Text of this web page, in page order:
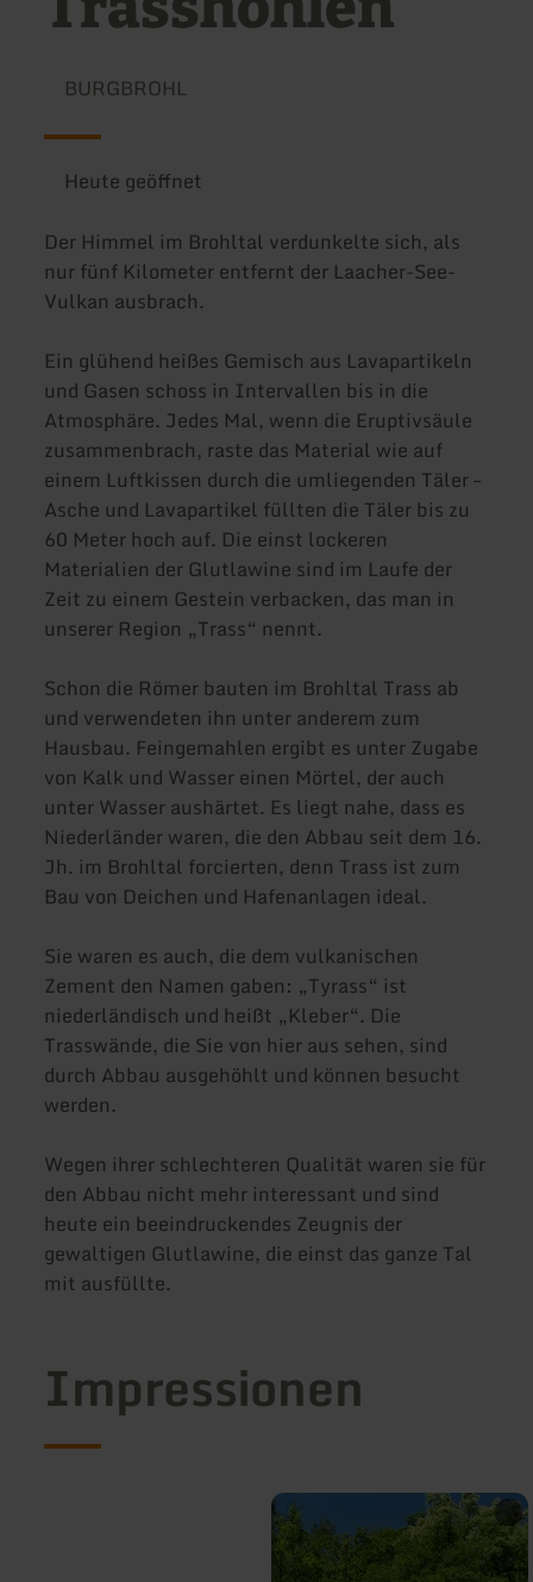
BURGBROHL
Heute geöffnet
Der Himmel im Brohltal verdunkelte sich, als
nur fünf Kilometer entfernt der Laacher-See-
Vulkan ausbrach.
Ein glühend heißes Gemisch aus Lavapartikeln
und Gasen schoss in Intervallen bis in die
Atmosphäre. Jedes Mal, wenn die Eruptivsäule
zusammenbrach, raste das Material wie auf
einem Luftkissen durch die umliegenden Täler –
Asche und Lavapartikel füllten die Täler bis zu
60 Meter hoch auf. Die einst lockeren
Materialien der Glutlawine sind im Laufe der
Zeit zu einem Gestein verbacken, das man in
unserer Region „Trass“ nennt.
Schon die Römer bauten im Brohltal Trass ab
und verwendeten ihn unter anderem zum
Hausbau. Feingemahlen ergibt es unter Zugabe
von Kalk und Wasser einen Mörtel, der auch
unter Wasser aushärtet. Es liegt nahe, dass es
Niederländer waren, die den Abbau seit dem 16.
Jh. im Brohltal forcierten, denn Trass ist zum
Bau von Deichen und Hafenanlagen ideal.
Sie waren es auch, die dem vulkanischen
Zement den Namen gaben: „Tyrass“ ist
niederländisch und heißt „Kleber“. Die
Trasswände, die Sie von hier aus sehen, sind
durch Abbau ausgehöhlt und können besucht
werden.
Wegen ihrer schlechteren Qualität waren sie für
den Abbau nicht mehr interessant und sind
heute ein beeindruckendes Zeugnis der
gewaltigen Glutlawine, die einst das ganze Tal
mit ausfüllte.
Impressionen